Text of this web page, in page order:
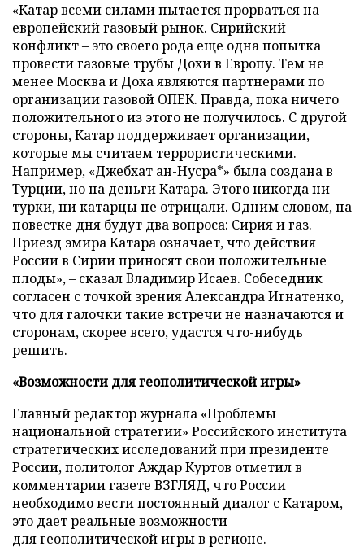
«Катар всеми силами пытается прорваться на
европейский газовый рынок. Сирийский
конфликт – это своего рода еще одна попытка
провести газовые трубы Дохи в Европу. Тем не
менее Москва и Доха являются партнерами по
организации газовой ОПЕК. Правда, пока ничего
положительного из этого не получилось. С другой
стороны, Катар поддерживает организации,
которые мы считаем террористическими.
Например, «Джебхат ан-Нусра*» была создана в
Турции, но на деньги Катара. Этого никогда ни
турки, ни катарцы не отрицали. Одним словом, на
повестке дня будут два вопроса: Сирия и газ.
Приезд эмира Катара означает, что действия
России в Сирии приносят свои положительные
плоды», – сказал Владимир Исаев. Собеседник
согласен с точкой зрения Александра Игнатенко,
что для галочки такие встречи не назначаются и
сторонам, скорее всего, удастся что-нибудь
решить.
«Возможности для геополитической игры»
Главный редактор журнала «Проблемы
национальной стратегии» Российского института
стратегических исследований при президенте
России, политолог Аждар Куртов отметил в
комментарии газете ВЗГЛЯД, что России
необходимо вести постоянный диалог с Катаром,
это дает реальные возможности
для геополитической игры в регионе.